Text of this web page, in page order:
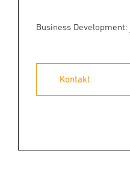
Business Development:
Kontakt